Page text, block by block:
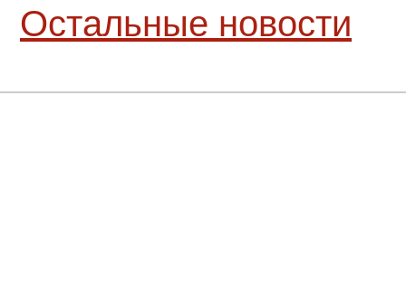
Остальные новости